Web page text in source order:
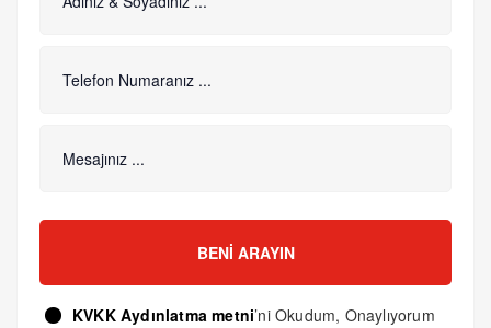
BENI ARAYIN
KVKK Aydınlatma metni’ni Okudum, Onaylıyorum